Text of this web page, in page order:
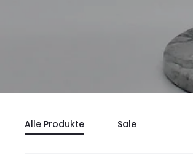
Alle Produkte Sale